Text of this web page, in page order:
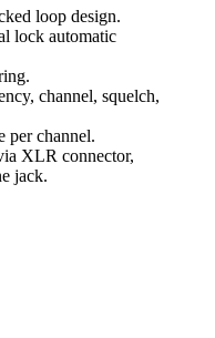
loop design.
lock automatic
channel, squelch,
per channel.
XLR connector,
jack.